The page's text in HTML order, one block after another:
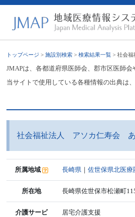
トップページ >施設別検索 >検索結果一覧 > 社会
JMAPは、各都道府県医師会、郡市区医師
当サイトで使用している各種情報の出典は
社会福祉法人 アソカ仁寿会 あ
所属地域 長崎県 ｜佐世保県北医療
所在地 長崎県佐世保市松瀬町
介護サービ
居宅介護支援